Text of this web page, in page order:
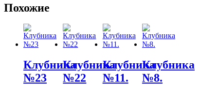
Похожие
Клубника
№23
Клубника
№22
Клубника
№11.
Клубника
№8.